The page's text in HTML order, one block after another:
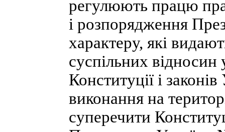
регулюють працю
і розпорядження
характеру, які
суспільних відносин
Конституції і
виконання на
суперечити